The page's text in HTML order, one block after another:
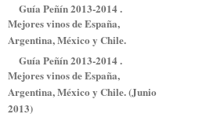
Guía Peñín 2013-2014 .
Mejores vinos de España,
Argentina, México y Chile.
Guía Peñín 2013-2014 .
Mejores vinos de España,
Argentina, México y Chile. (Junio
2013)